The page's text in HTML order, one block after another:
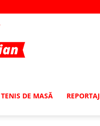
TENIS DE MASĂ REPORTAJ